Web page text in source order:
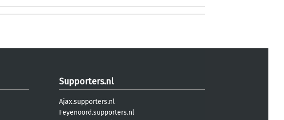
Supporters.nl
Ajax.supporters.nl
Feyenoord.supporters.nl